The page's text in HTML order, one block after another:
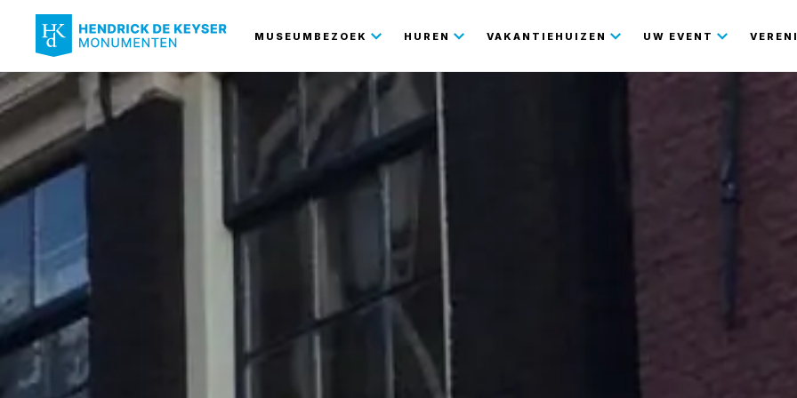
MUSEUMBEZOEK HUREN VAKANTIEHUIZEN UW EVENT